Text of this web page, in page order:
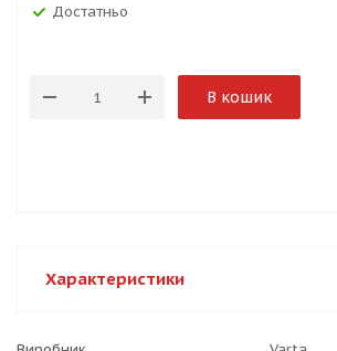
Достатньо
В кошик
Характеристики